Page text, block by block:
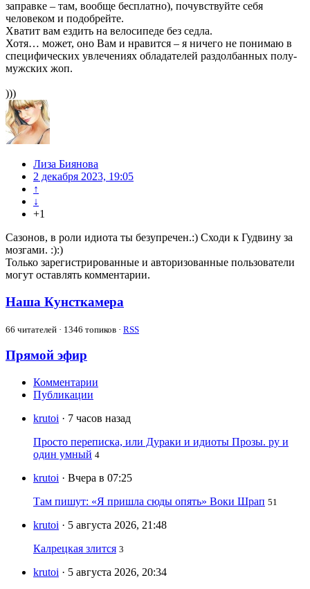
заправке – там, вообще бесплатно), почувствуйте себя
человеком и подобрейте.
Хватит вам ездить на велосипеде без седла.
Хотя… может, оно Вам и нравится – я ничего не понимаю в
специфических увлечениях обладателей раздолбанных полу-
мужских жоп.
)))
Лиза Биянова
2 декабря 2023, 19:05
↑
↓
+1
Сазонов, в роли идиота ты безупречен.:) Сходи к Гудвину за
мозгами. :):)
Только зарегистрированные и авторизованные пользователи
могут оставлять комментарии.
Наша Кунсткамера
66 читателей · 1346 топиков · RSS
Прямой эфир
Комментарии
Публикации
krutoi · 7 часов назад
Просто переписка, или Дураки и идиоты Прозы. ру и
один умный 4
krutoi · Вчера в 07:25
Там пишут: «Я пришла сюды опять» Воки Шрап 51
krutoi · 5 августа 2026, 21:48
Калрецкая злится 3
krutoi · 5 августа 2026, 20:34